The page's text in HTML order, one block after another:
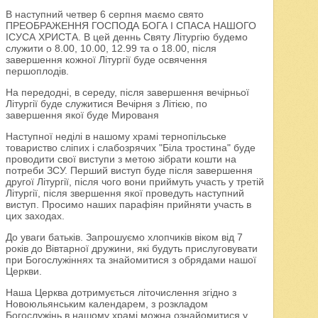
В наступний четвер 6 серпня маємо свято
ПРЕОБРАЖЕННЯ ГОСПОДА БОГА І СПАСА НАШОГО
ІСУСА ХРИСТА. В цей деннь Святу Літургію будемо
служити о 8.00, 10.00, 12.99 та о 18.00, після
завершення кожної Літургії буде освячення
першоплодів.
На передодні, в середу, після завершення вечірньої
Літургії буде служитися Вечірня з Літією, по
завершення якої буде Мированя
Наступної неділі в нашому храмі тернопільське
товариство сліпих і слабозрячих "Біла тростина" буде
проводити свої виступи з метою зібрати кошти на
потреби ЗСУ. Перший виступ буде після завершення
другої Літургії, після чого вони приймуть участь у третій
Літургії, після звершення якої проведуть наступний
виступ. Просимо наших парафіян прийняти участь в
цих заходах.
До уваги батьків. Запрошуємо хлопчиків віком від 7
років до Вівтарної дружини, які будуть прислуговувати
при Богослужіннях та знайомитися з обрядами нашої
Церкви.
Наша Церква дотримується літочислення згідно з
Новоюльянським календарем, з розкладом
Богослужінь в нашому храмі можна ознайомитися у